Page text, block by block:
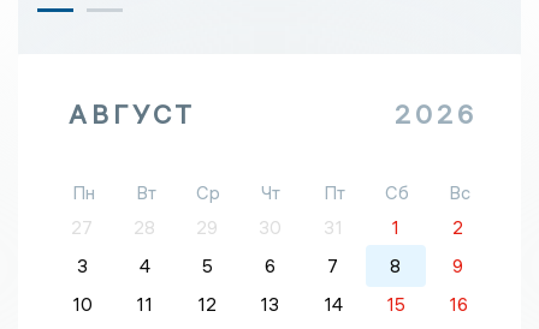
АВГУСТ 2026
Пн Вт Ср Чт Пт Сб
Вс
27
28 29 30 31 1
2
3
4 5 6 7 8
9
10
11 12 13 14 15
16